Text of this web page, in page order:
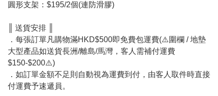
圓形支架：$195/2個(連防滑膠)
║ 送貨安排 ║
．每張訂單凡購物滿HKD$500即免費包運費(⚠️圍欄 / 地墊
大型產品如送貨長洲/離島/馬灣，客人需補付運費
$150-$200⚠️)
．如訂單金額不足則自動視為運費到付，由客人取件時直接
付運費予速遞員。